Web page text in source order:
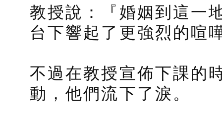
教授說：『婚姻到這一
台下響起了更強烈的喧
不過在教授宣佈下課的
動，他們流下了淚。